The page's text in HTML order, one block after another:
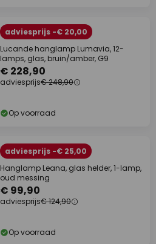
adviesprijs -€ 20,00
Lucande hanglamp Lumavia, 12-
lamps, glas, bruin/amber, G9
€ 228,90
adviesprijs€ 248,90
Op voorraad
adviesprijs -€ 25,00
Hanglamp Leana, glas helder, 1-lamp,
oud messing
€ 99,90
adviesprijs€ 124,90
Op voorraad